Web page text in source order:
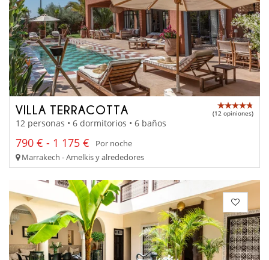
VILLA TERRACOTTA (12 opiniones)
12 personas • 6 dormitorios • 6 baños
790 € - 1 175 €
Por noche
Marrakech - Amelkis y alrededores